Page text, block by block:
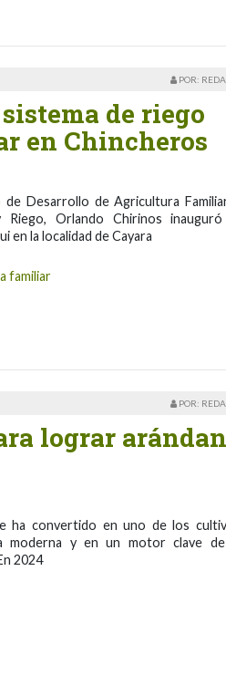
POR:
de riego
en Chincheros
de Desarrollo de Agricultura
Orlando Chirinos
en la localidad de Cayara
familiar
POR:
lograr
ha convertido en uno de los
moderna y en un motor clave
2024